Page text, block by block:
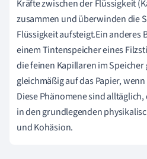
Kräfte zwischen der Flüssigkeit
zusammen und überwinden die
Flüssigkeit aufsteigt.Ein anderes
einem Tintenspeicher eines
die feinen Kapillaren im
gleichmäßig auf das Papier,
Diese Phänomene sind
in den grundlegenden
und Kohäsion.